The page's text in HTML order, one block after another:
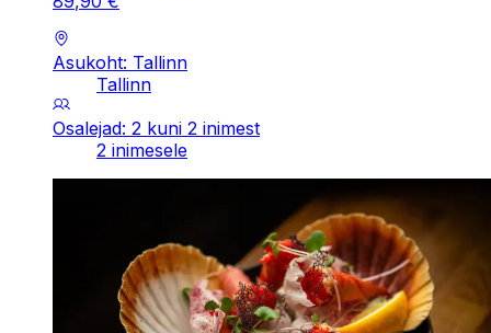
Asukoht: Tallinn
Tallinn
Osalejad: 2 kuni 2 inimest
2 inimesele